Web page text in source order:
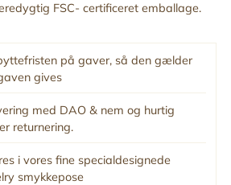
FSC- certificeret emballage.
på gaver, så den gælder
gives
med DAO & nem og hurtig
returnering.
i vores fine specialdesignede
smykkepose